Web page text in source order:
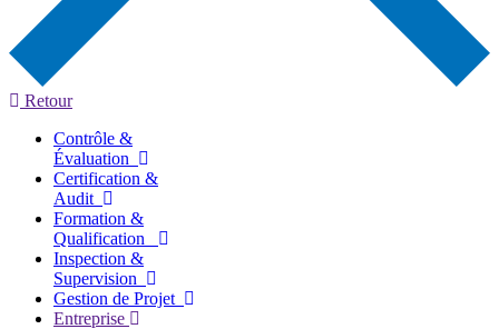
Retour
Contrôle &
Évaluation
Certification &
Audit
Formation &
Qualification
Inspection &
Supervision
Gestion de Projet
Entreprise